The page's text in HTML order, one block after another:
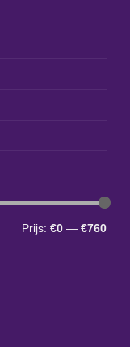
Prijs: €0 — €760